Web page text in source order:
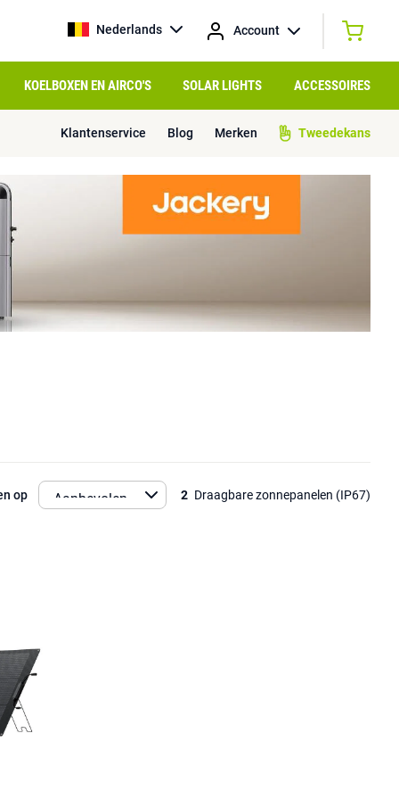
Nederlands Account
KOELBOXEN EN AIRCO'S SOLAR LIGHTS ACCESSOIRES
Klantenservice Blog Merken Tweedekans
op 2 Draagbare zonnepanelen (IP67)